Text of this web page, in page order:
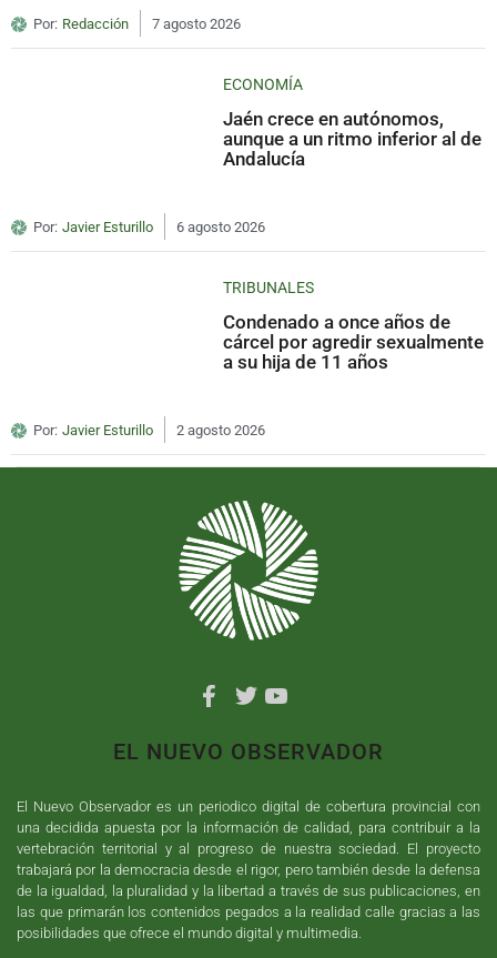
Por: Redacción 7 agosto 2026
ECONOMÍA
Jaén crece en autónomos,
aunque a un ritmo inferior al de
Andalucía
Por: Javier Esturillo 6 agosto 2026
TRIBUNALES
Condenado a once años de
cárcel por agredir sexualmente
a su hija de 11 años
Por: Javier Esturillo 2 agosto 2026
EL NUEVO OBSERVADOR
El Nuevo Observador es un periodico digital de cobertura provincial con
una decidida apuesta por la información de calidad, para contribuir a la
vertebración territorial y al progreso de nuestra sociedad. El proyecto
trabajará por la democracia desde el rigor, pero también desde la defensa
de la igualdad, la pluralidad y la libertad a través de sus publicaciones, en
las que primarán los contenidos pegados a la realidad calle gracias a las
posibilidades que ofrece el mundo digital y multimedia.